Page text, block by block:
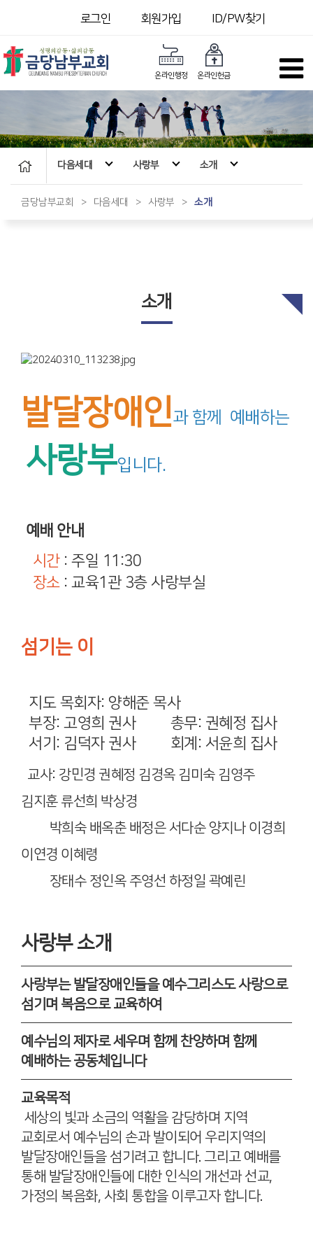
로그인 회원가입 ID/PW찾기
온라인행정 온라인헌금
다음세대 사랑부 소개
금당남부교회 > 다음세대 > 사랑부 > 소개
소개
발달장애인과 함께 예배하는
사랑부입니다.
예배 안내
시간: 주일 11:30
장소: 교육1관 3층 사랑부실
섬기는 이
지도 목회자: 양해준 목사
부장: 고영희 권사 총무: 권혜정 집사
서기: 김덕자 권사 회계: 서윤희 집사
교사: 강민경 권혜정 김경옥 김미숙 김영주
김지훈 류선희 박상경
박희숙 배옥춘 배정은 서다순 양지나 이경희
이연경 이혜령
장태수 정인옥 주영선 하정일 곽예린
사랑부 소개
사랑부는 발달장애인들을 예수그리스도 사랑으로
섬기며 복음으로 교육하여
예수님의 제자로 세우며 함께 찬양하며 함께
예배하는 공동체입니다
교육목적
세상의 빛과 소금의 역활을 감당하며 지역
교회로서 예수님의 손과 발이되어 우리지역의
발달장애인들을 섬기려고 합니다. 그리고 예배를
통해 발달장애인들에 대한 인식의 개선과 선교,
가정의 복음화, 사회 통합을 이루고자 합니다.